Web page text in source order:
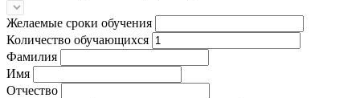
Желаемые сроки обучения
Количество обучающихся
Фамилия
Имя
Отчество